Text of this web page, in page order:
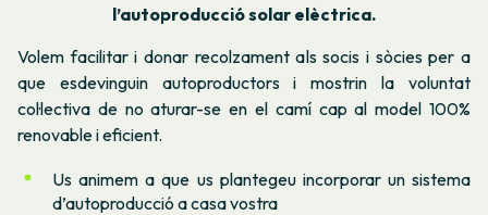
l’autoproducció solar elèctrica.
Volem facilitar i donar recolzament als socis i sòcies per a
que esdevinguin autoproductors i mostrin la voluntat
col·lectiva de no aturar-se en el camí cap al model 100%
renovable i eficient.
Us animem a que us plantegeu incorporar un sistema
d’autoproducció a casa vostra